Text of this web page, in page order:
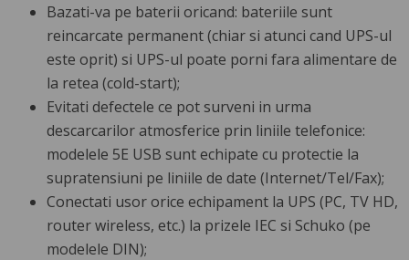
Bazati-va pe baterii oricand: bateriile sunt
reincarcate permanent (chiar si atunci cand UPS-ul
este oprit) si UPS-ul poate porni fara alimentare de
la retea (cold-start);
Evitati defectele ce pot surveni in urma
descarcarilor atmosferice prin liniile telefonice:
modelele 5E USB sunt echipate cu protectie la
supratensiuni pe liniile de date (Internet/Tel/Fax);
Conectati usor orice echipament la UPS (PC, TV HD,
router wireless, etc.) la prizele IEC si Schuko (pe
modelele DIN);